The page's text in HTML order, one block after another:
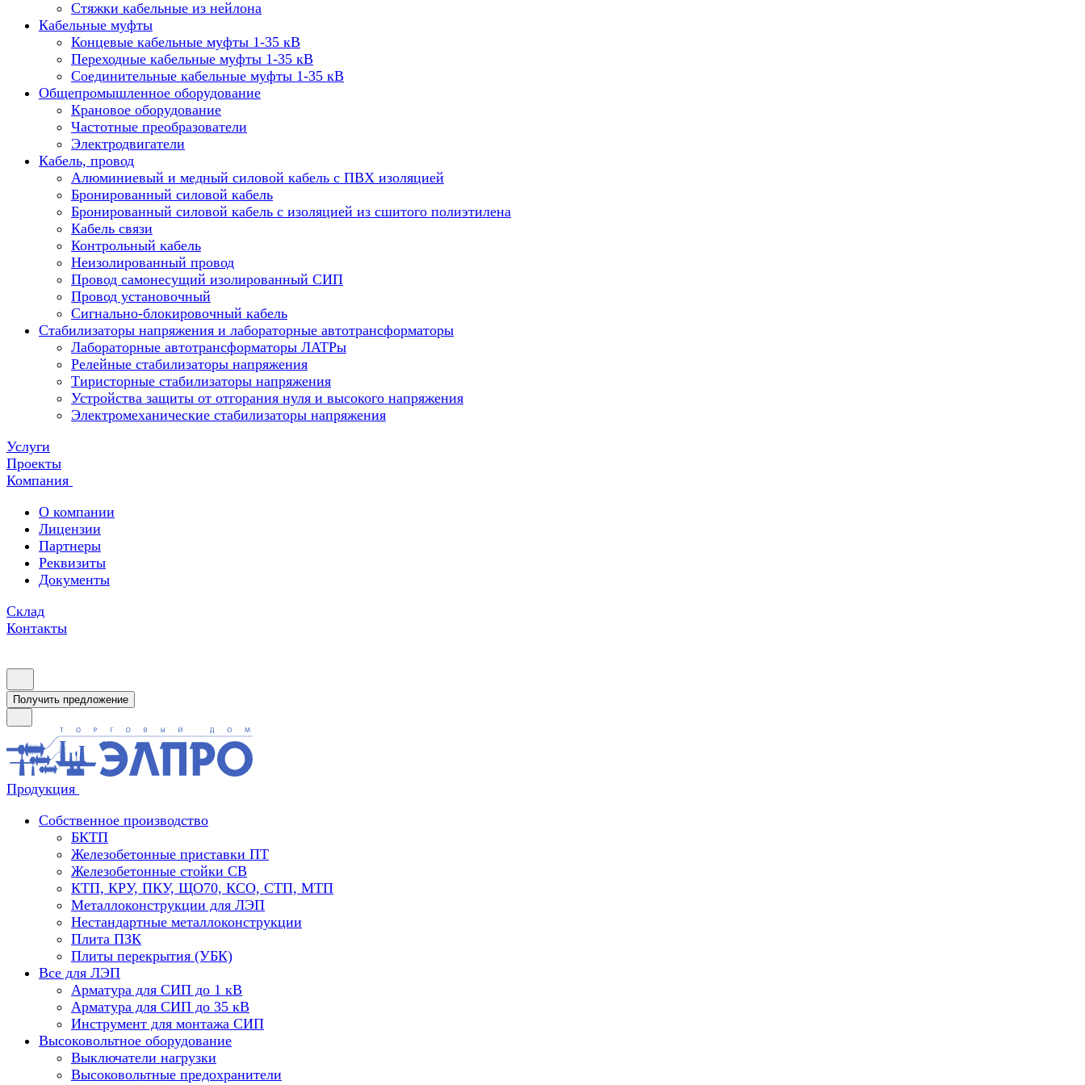
Стяжки кабельные из нейлона
Кабельные муфты
Концевые кабельные муфты 1-35 кВ
Переходные кабельные муфты 1-35 кВ
Соединительные кабельные муфты 1-35 кВ
Общепромышленное оборудование
Крановое оборудование
Частотные преобразователи
Электродвигатели
Кабель, провод
Алюминиевый и медный силовой кабель с ПВХ изоляцией
Бронированный силовой кабель
Бронированный силовой кабель с изоляцией из сшитого полиэтилена
Кабель связи
Контрольный кабель
Неизолированный провод
Провод самонесущий изолированный СИП
Провод установочный
Сигнально-блокировочный кабель
Стабилизаторы напряжения и лабораторные автотрансформаторы
Лабораторные автотрансформаторы ЛАТРы
Релейные стабилизаторы напряжения
Тиристорные стабилизаторы напряжения
Устройства защиты от отгорания нуля и высокого напряжения
Электромеханические стабилизаторы напряжения
Услуги
Проекты
Компания
О компании
Лицензии
Партнеры
Реквизиты
Документы
Склад
Контакты
Получить предложение
Продукция
Собственное производство
БКТП
Железобетонные приставки ПТ
Железобетонные стойки СВ
КТП, КРУ, ПКУ, ЩО70, КСО, СТП, МТП
Металлоконструкции для ЛЭП
Нестандартные металлоконструкции
Плита ПЗК
Плиты перекрытия (УБК)
Все для ЛЭП
Арматура для СИП до 1 кВ
Арматура для СИП до 35 кВ
Инструмент для монтажа СИП
Высоковольтное оборудование
Выключатели нагрузки
Высоковольтные предохранители